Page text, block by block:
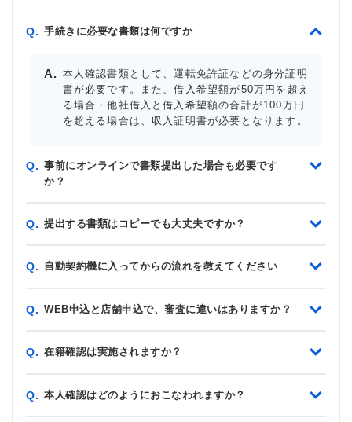
Q. 手続きに必要な書類は何ですか
本人確認書類として、運転免許証などの身分証明
書が必要です。また、借入希望額が50万円を超え
る場合・他社借入と借入希望額の合計が100万円
を超える場合は、収入証明書が必要となります。
Q. 事前にオンラインで書類提出した場合も必要です
か？
Q. 提出する書類はコピーでも大丈夫ですか？
Q. 自動契約機に入ってからの流れを教えてください
Q. WEB申込と店舗申込で、審査に違いはありますか？
Q. 在籍確認は実施されますか？
Q. 本人確認はどのようにおこなわれますか？